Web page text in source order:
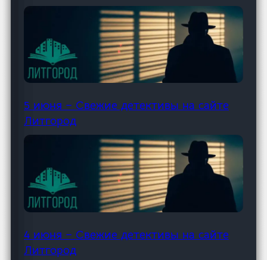
5 июня – Свежие детективы на сайте
Литгород
4 июня – Свежие детективы на сайте
Литгород